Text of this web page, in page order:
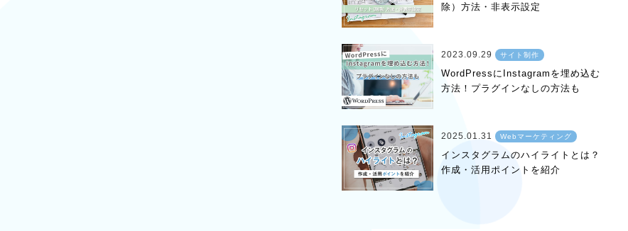
除）方法・非表示設定
2023.09.29 サイト制作
WordPressにInstagramを埋め込む
方法！プラグインなしの方法も
2025.01.31 Webマーケティング
インスタグラムのハイライトとは？
作成・活用ポイントを紹介